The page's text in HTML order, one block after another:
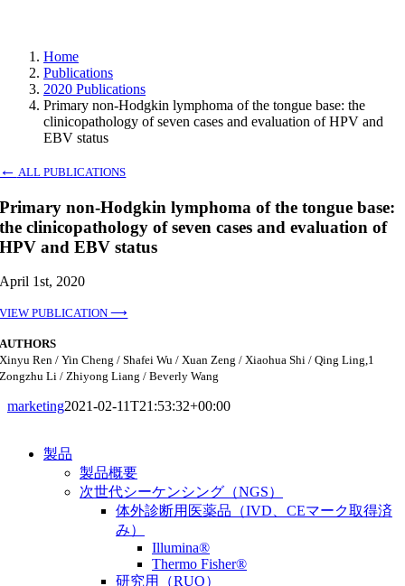
Home
Publications
2020 Publications
Primary non-Hodgkin lymphoma of the tongue base: the
clinicopathology of seven cases and evaluation of HPV and
EBV status
← ALL PUBLICATIONS
Primary non-Hodgkin lymphoma of the tongue base:
the clinicopathology of seven cases and evaluation of
HPV and EBV status
April 1st, 2020
VIEW PUBLICATION ⟶
AUTHORS
Xinyu Ren / Yin Cheng / Shafei Wu / Xuan Zeng / Xiaohua Shi / Qing Ling,1
Zongzhu Li / Zhiyong Liang / Beverly Wang
marketing2021-02-11T21:53:32+00:00
製品
製品概要
次世代シーケンシング（NGS）
体外診断用医薬品（IVD、CEマーク取得済
み）
Illumina®
Thermo Fisher®
研究用（RUO）